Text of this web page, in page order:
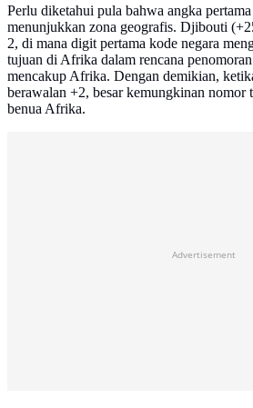
Perlu diketahui pula bahwa angka
menunjukkan zona geografis. Djibouti
2, di mana digit pertama kode negara
tujuan di Afrika dalam rencana
mencakup Afrika. Dengan demikian,
berawalan +2, besar kemungkinan nomor
benua Afrika.
Advertisement